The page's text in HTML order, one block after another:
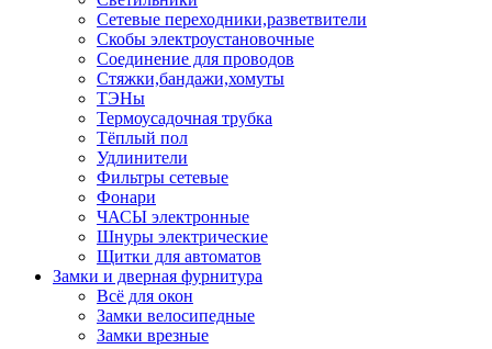
Сетевые переходники,разветвители
Скобы электроустановочные
Соединение для проводов
Стяжки,бандажи,хомуты
ТЭНы
Термоусадочная трубка
Тёплый пол
Удлинители
Фильтры сетевые
Фонари
ЧАСЫ электронные
Шнуры электрические
Щитки для автоматов
Замки и дверная фурнитура
Всё для окон
Замки велосипедные
Замки врезные